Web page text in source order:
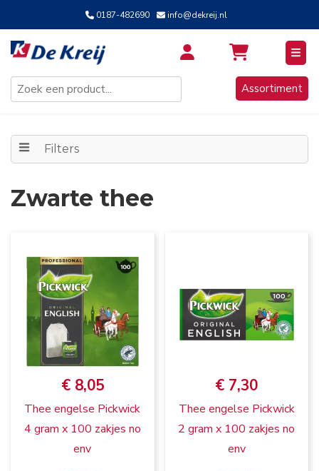
0187-482690 info@dekreij.nl
Inloggen / Aanmelden
Assortiment
Filters
Zwarte thee
€ 8,05
Thee engelse Pickwick
4 gram x 100 zakjes no
env
€ 7,30
Thee engelse Pickwick
2 gram x 100 zakjes no
env